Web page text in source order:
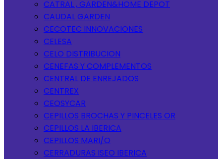
CATRAL , GARDEN&HOME DEPOT
CAUDAL GARDEN
CECOTEC INNOVACIONES
CELESA
CELO DISTRIBUCION
CENEFAS Y COMPLEMENTOS
CENTRAL DE ENREJADOS
CENTREX
CEOSYCAR
CEPILLOS BROCHAS Y PINCELES OR
CEPILLOS LA IBERICA
CEPILLOS MARI/O
CERRADURAS ISEO IBERICA